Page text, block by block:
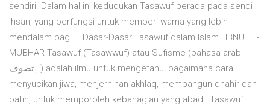
sendiri. Dalam hal ini kedudukan Tasawuf berada pada sendi
Ihsan, yang berfungsi untuk memberi warna yang lebih
mendalam bagi … Dasar-Dasar Tasawuf dalam Islam | IBNU EL-
MUBHAR Tasawuf (Tasawwuf) atau Sufisme (bahasa arab:
تصوف , ) adalah ilmu untuk mengetahui bagaimana cara
menyucikan jiwa, menjernihan akhlaq, membangun dhahir dan
batin, untuk memporoleh kebahagian yang abadi. Tasawuf